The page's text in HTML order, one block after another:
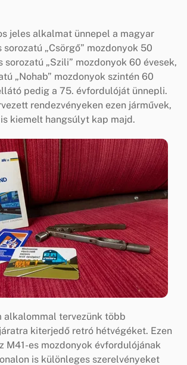
jeles alkalmat ünnepel a magyar
sorozatú „Csörgő” mozdonyok 50
sorozatú „Szili” mozdonyok 60 évesek,
„Nohab” mozdonyok szintén 60
pedig a 75. évfordulóját ünnepli.
rendezvényeken ezen járművek,
kiemelt hangsúlyt kap majd.
alkalommal tervezünk több
kiterjedő retró hétvégéket. Ezen
M41-es mozdonyok évfordulójának
is különleges szerelvényeket